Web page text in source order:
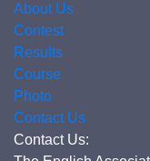
About Us
Contest
Results
Course
Photo
Contact Us
Contact Us: